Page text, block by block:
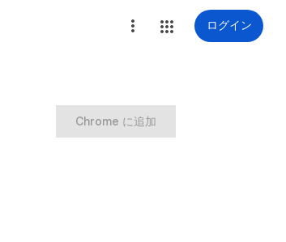
ログイン
Chrome に追加